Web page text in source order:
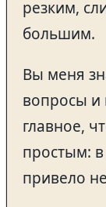
резким,
большим.
Вы меня
вопросы и
главное,
простым:
привело